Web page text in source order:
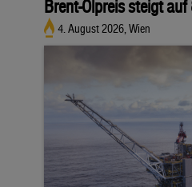
Brent-Ölpreis steigt
4. August 2026, Wien